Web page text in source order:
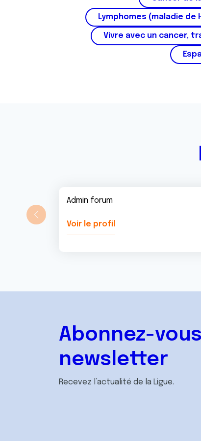
Lymphomes (maladie
Vivre avec un cancer,
Admin forum
Voir le profil
Abonnez-
newsletter
Recevez l’actualité de la Ligue.